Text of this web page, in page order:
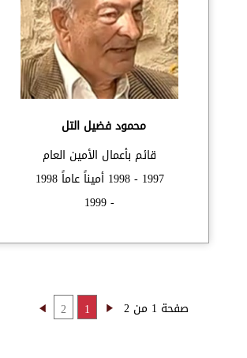
محمود فضيل التل
قائم بأعمال الأمين العام
1997 - 1998 أميناً عاماً 1998
- 1999
صفحة 1 من 2 1
2